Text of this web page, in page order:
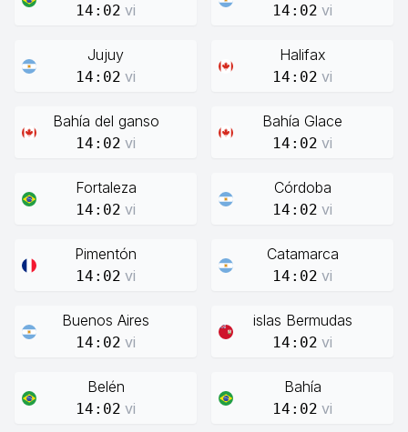
14:02 vi 14:02 vi
Jujuy
14:02 vi
Halifax
14:02 vi
Bahía del ganso
14:02 vi
Bahía Glace
14:02 vi
Fortaleza
14:02 vi
Córdoba
14:02 vi
Pimentón
14:02 vi
Catamarca
14:02 vi
Buenos Aires
14:02 vi
islas Bermudas
14:02 vi
Belén
14:02 vi
Bahía
14:02 vi